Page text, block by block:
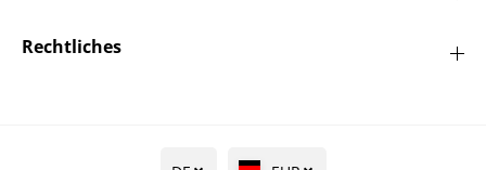
Rechtliches